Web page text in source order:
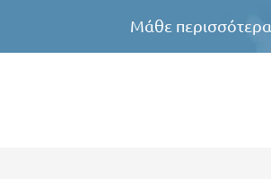
Μάθε περισσότερα